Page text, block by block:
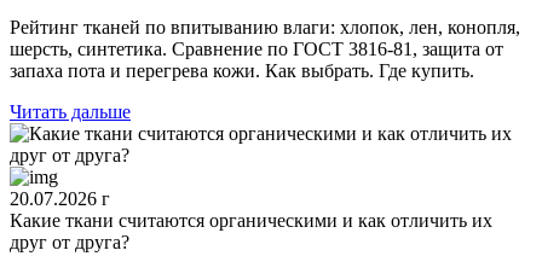
Рейтинг тканей по впитыванию влаги: хлопок, лен, конопля,
шерсть, синтетика. Сравнение по ГОСТ 3816-81, защита от
запаха пота и перегрева кожи. Как выбрать. Где купить.
Читать дальше
20.07.2026 г
Какие ткани считаются органическими и как отличить их
друг от друга?